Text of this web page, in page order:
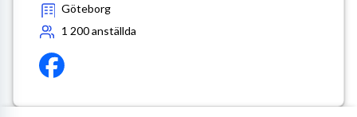
Göteborg
1 200anställda